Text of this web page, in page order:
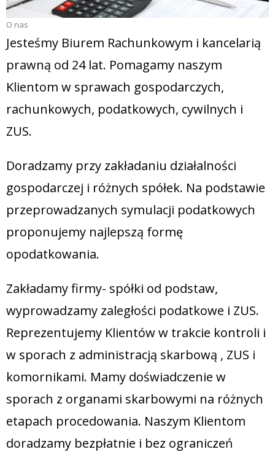
O nas
Jesteśmy Biurem Rachunkowym i kancelarią
prawną od 24 lat. Pomagamy naszym
Klientom w sprawach gospodarczych,
rachunkowych, podatkowych, cywilnych i
ZUS.
Doradzamy przy zakładaniu działalności
gospodarczej i różnych spółek. Na podstawie
przeprowadzanych symulacji podatkowych
proponujemy najlepszą formę
opodatkowania.
Zakładamy firmy- spółki od podstaw,
wyprowadzamy zaległości podatkowe i ZUS.
Reprezentujemy Klientów w trakcie kontroli i
w sporach z administracją skarbową , ZUS i
komornikami. Mamy doświadczenie w
sporach z organami skarbowymi na różnych
etapach procedowania. Naszym Klientom
doradzamy bezpłatnie i bez ograniczeń